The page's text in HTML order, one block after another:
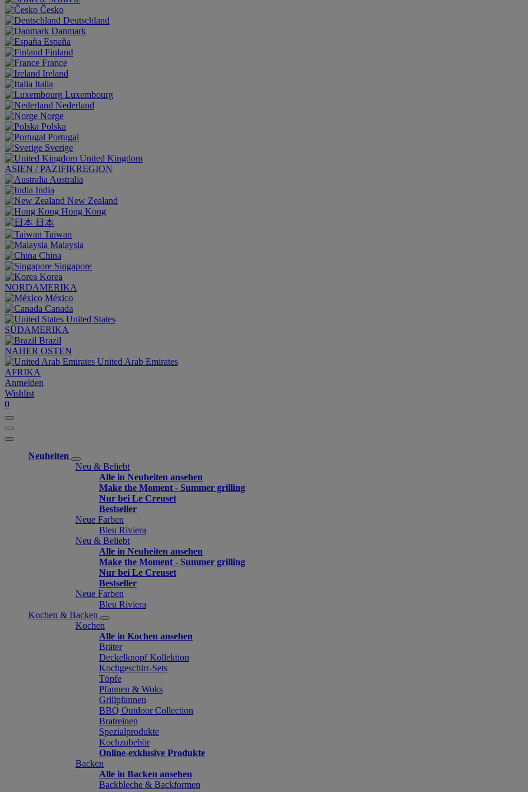
Česko
Deutschland
Danmark
España
Finland
France
Ireland
Italia
Luxembourg
Nederland
Norge
Polska
Portugal
Sverige
United Kingdom
ASIEN / PAZIFIKREGION
Australia
India
New Zealand
Hong Kong
日本
Taiwan
Malaysia
China
Singapore
Korea
NORDAMERIKA
México
Canada
United States
SÜDAMERIKA
Brazil
NAHER OSTEN
United Arab Emirates
AFRIKA
Anmelden
Wishlist
0
Neuheiten
Neu & Beliebt
Alle in Neuheiten ansehen
Make the Moment - Summer grilling
Nur bei Le Creuset
Bestseller
Neue Farben
Bleu Riviera
Neu & Beliebt
Alle in Neuheiten ansehen
Make the Moment - Summer grilling
Nur bei Le Creuset
Bestseller
Neue Farben
Bleu Riviera
Kochen & Backen
Kochen
Alle in Kochen ansehen
Bräter
Deckelknopf Kollektion
Kochgeschirr-Sets
Töpfe
Pfannen & Woks
Grillpfannen
BBQ Outdoor Collection
Bratreinen
Spezialprodukte
Kochzubehör
Online-exklusive Produkte
Backen
Alle in Backen ansehen
Backbleche & Backformen